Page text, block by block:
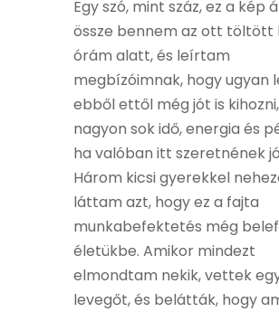
Egy szó, mint száz, ez a kép
össze bennem az ott töltött
órám alatt, és leírtam
megbízóimnak, hogy ugyan
ebből ettől még jót is
nagyon sok idő, energia és
ha valóban itt szeretnének
Három kicsi gyerekkel
láttam azt, hogy ez a fajta
munkabefektetés még
életükbe. Amikor mindezt
elmondtam nekik, vettek
levegőt, és belátták, hogy